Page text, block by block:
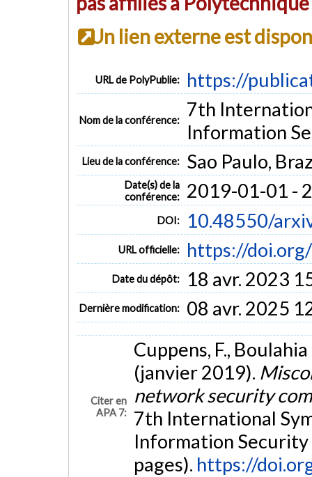
Un lien externe est
URL de PolyPublie: https://
Nom de la conférence:
7th
Information
Lieu de la conférence: Sao Paulo,
Date(s) de la
conférence:
2019-01-01 -
DOI: 10.48550/
URL officielle: https://
Date du dépôt: 18 avr. 2023
Dernière modification: 08 avr. 2025
Citer en
APA 7:
Cuppens, F.,
(janvier 2019).
network security
7th International
Information Security
pages). https://